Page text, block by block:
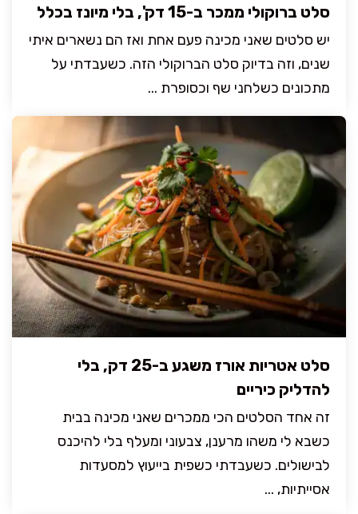
סלט ברוקולי ממכר ב-15 דק', בלי מיונז בכלל
יש סלטים שאני מכינה פעם אחת ואז הם נשארים איתי
שנים, וזה בדיוק סלט הברוקולי הזה. כשעבדתי על
מתכונים כשלחני שף וכסופרת ...
סלט אטריות אורז משגע ב-25 דק, בלי
להדליק כיריים
זה אחד הסלטים הכי ממכרים שאני מכינה בבית
כשבא לי משהו מרענן, צבעוני ומעלף בלי להיכנס
לבישולים. כשעבדתי כשפית בייעוץ למסעדות
אסייתיות, ...